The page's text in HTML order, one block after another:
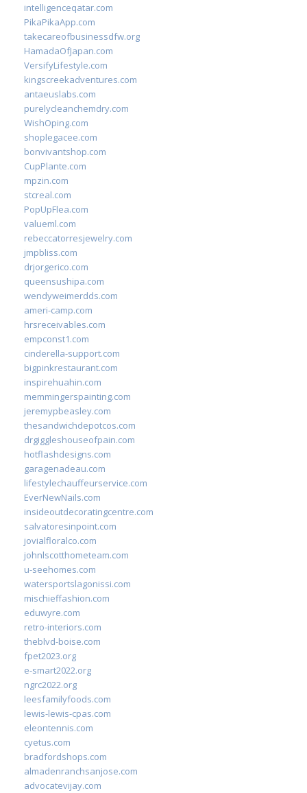
intelligenceqatar.com
PikaPikaApp.com
takecareofbusinessdfw.org
HamadaOfJapan.com
VersifyLifestyle.com
kingscreekadventures.com
antaeuslabs.com
purelycleanchemdry.com
WishOping.com
shoplegacee.com
bonvivantshop.com
CupPlante.com
mpzin.com
stcreal.com
PopUpFlea.com
valueml.com
rebeccatorresjewelry.com
jmpbliss.com
drjorgerico.com
queensushipa.com
wendyweimerdds.com
ameri-camp.com
hrsreceivables.com
empconst1.com
cinderella-support.com
bigpinkrestaurant.com
inspirehuahin.com
memmingerspainting.com
jeremypbeasley.com
thesandwichdepotcos.com
drgiggleshouseofpain.com
hotflashdesigns.com
garagenadeau.com
lifestylechauffeurservice.com
EverNewNails.com
insideoutdecoratingcentre.com
salvatoresinpoint.com
jovialfloralco.com
johnlscotthometeam.com
u-seehomes.com
watersportslagonissi.com
mischieffashion.com
eduwyre.com
retro-interiors.com
theblvd-boise.com
fpet2023.org
e-smart2022.org
ngrc2022.org
leesfamilyfoods.com
lewis-lewis-cpas.com
eleontennis.com
cyetus.com
bradfordshops.com
almadenranchsanjose.com
advocatevijay.com